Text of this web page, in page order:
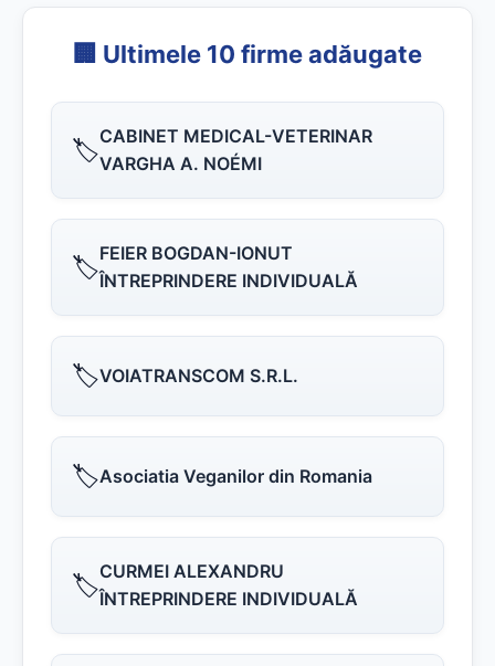
🏢 Ultimele 10 firme adăugate
🏷️CABINET MEDICAL-VETERINAR
VARGHA A. NOÉMI
🏷️FEIER BOGDAN-IONUT
ÎNTREPRINDERE INDIVIDUALĂ
🏷️VOIATRANSCOM S.R.L.
🏷️Asociatia Veganilor din Romania
🏷️CURMEI ALEXANDRU
ÎNTREPRINDERE INDIVIDUALĂ